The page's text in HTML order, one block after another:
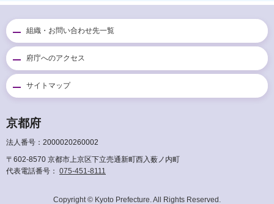
組織・お問い合わせ先一覧
府庁へのアクセス
サイトマップ
京都府
法人番号：2000020260002
〒602-8570 京都市上京区下立売通新町西入薮ノ内町
代表電話番号： 075-451-8111
Copyright © Kyoto Prefecture. All Rights Reserved.